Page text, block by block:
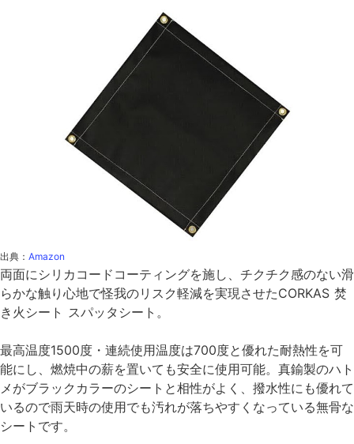
出典： Amazon
両面にシリカコードコーティングを施し、チクチク感のない滑
らかな触り心地で怪我のリスク軽減を実現させたCORKAS 焚
き火シート スパッタシート。
最高温度1500度・連続使用温度は700度と優れた耐熱性を可
能にし、燃焼中の薪を置いても安全に使用可能。真鍮製のハト
メがブラックカラーのシートと相性がよく、撥水性にも優れて
いるので雨天時の使用でも汚れが落ちやすくなっている無骨な
シートです。